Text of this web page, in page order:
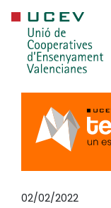
02/02/2022